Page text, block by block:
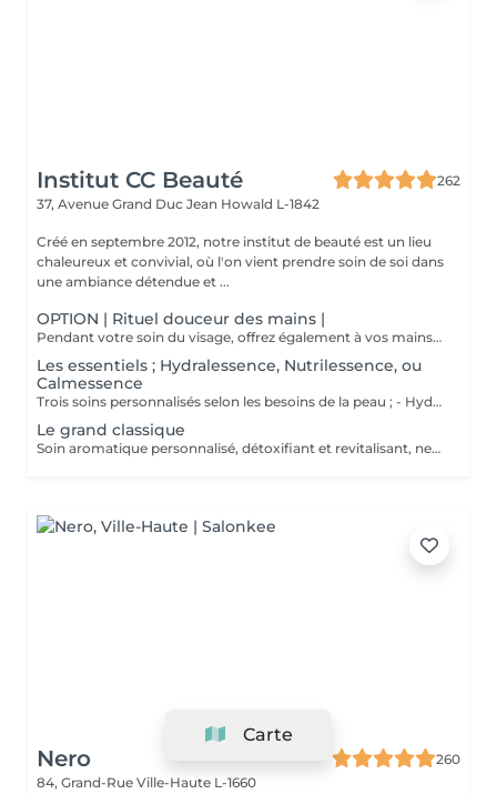
Institut CC Beauté
262
37, Avenue Grand Duc Jean Howald L-1842
Créé en septembre 2012, notre institut de beauté est un lieu
chaleureux et convivial, où l'on vient prendre soin de soi dans
une ambiance détendue et ...
OPTION | Rituel douceur des mains |
Pendant votre soin du visage, offrez également à vos mains un moment de douceur grâce à un gommage délicat, un masque nourrissant sous gants et un petit massage relaxant.
Les essentiels ; Hydralessence, Nutrilessence, ou
Calmessence
Trois soins personnalisés selon les besoins de la peau ; - Hydralessence : soin pour peaux déshydratées - Nutrilessence : soin pour peaux dénutries, sèches à très sèches - Calmessence : soin pour peaux sensibles, avec rougeurs
Le grand classique
Soin aromatique personnalisé, détoxifiant et revitalisant, nettoyage profond en 5 phases.
Nero
260
84, Grand-Rue Ville-Haute L-1660
Carte